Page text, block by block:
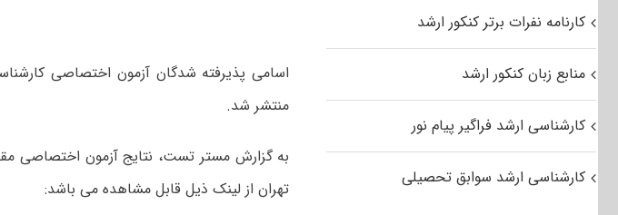
منتشر شد.
تهران از لینک ذیل قابل مشاهده می باشد:
کارنامه نفرات برتر کنکور ارشد
منابع زبان کنکور ارشد
کارشناسی ارشد فراگیر پیام نور
کارشناسی ارشد سوابق تحصیلی